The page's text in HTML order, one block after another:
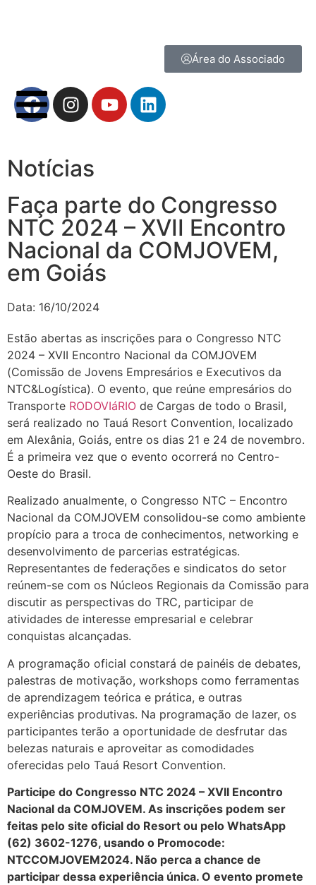
Área do Associado
Notícias
Faça parte do Congresso
NTC 2024 – XVII Encontro
Nacional da COMJOVEM,
em Goiás
Data: 16/10/2024
Estão abertas as inscrições para o Congresso NTC
2024 – XVII Encontro Nacional da COMJOVEM
(Comissão de Jovens Empresários e Executivos da
NTC&Logística). O evento, que reúne empresários do
Transporte RODOVIáRIO de Cargas de todo o Brasil,
será realizado no Tauá Resort Convention, localizado
em Alexânia, Goiás, entre os dias 21 e 24 de novembro.
É a primeira vez que o evento ocorrerá no Centro-
Oeste do Brasil.
Realizado anualmente, o Congresso NTC – Encontro
Nacional da COMJOVEM consolidou-se como ambiente
propício para a troca de conhecimentos, networking e
desenvolvimento de parcerias estratégicas.
Representantes de federações e sindicatos do setor
reúnem-se com os Núcleos Regionais da Comissão para
discutir as perspectivas do TRC, participar de
atividades de interesse empresarial e celebrar
conquistas alcançadas.
A programação oficial constará de painéis de debates,
palestras de motivação, workshops como ferramentas
de aprendizagem teórica e prática, e outras
experiências produtivas. Na programação de lazer, os
participantes terão a oportunidade de desfrutar das
belezas naturais e aproveitar as comodidades
oferecidas pelo Tauá Resort Convention.
Participe do Congresso NTC 2024 – XVII Encontro
Nacional da COMJOVEM. As inscrições podem ser
feitas pelo site oficial do Resort ou pelo WhatsApp
(62) 3602-1276, usando o Promocode:
NTCCOMJOVEM2024. Não perca a chance de
participar dessa experiência única. O evento promete